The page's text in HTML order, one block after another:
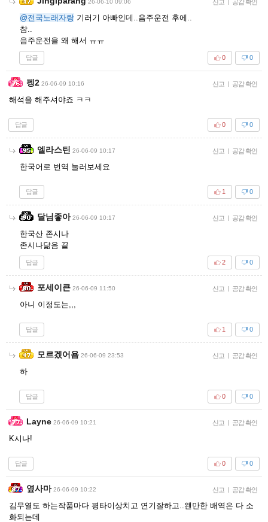
신고 공감 확인
@전국노래자랑 기러기 아빠인데..음주운전 후에..
참..
음주운전을 왜 해서 ㅠㅠ
답글 0
0
펭2 26-06-09 10:16 신고 | 공감 확인
해석을 해주셔야죠 ㅋㅋ
답글 0
0
엘라스틴 26-06-09 10:17 신고 | 공감 확인
한국어로 번역 눌러보세요
답글 0
1
달님좋아 26-06-09 10:17 신고 | 공감 확인
한국산 존시나
존시나닮음 끝
답글 0
2
포세이큰 26-06-09 11:50 신고 | 공감 확인
아니 이정도는,,,
답글 0
1
모르겠어욤 26-06-09 23:53 신고 | 공감 확인
하
답글 0
0
Layne 26-06-09 10:21 신고 | 공감 확인
K시나!
답글 0
0
옆사마 26-06-09 10:22 신고 | 공감 확인
김무열도 하는작품마다 평타이상치고 연기잘하고..왠만한 배역은 다 소
화되는데